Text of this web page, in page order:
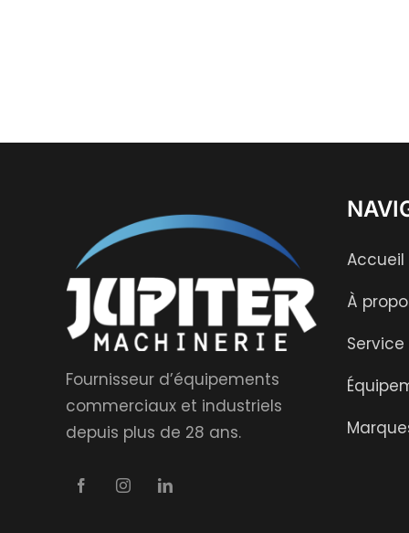
Fournisseur d’équipements
commerciaux et industriels
depuis plus de 28 ans.
Accueil
À